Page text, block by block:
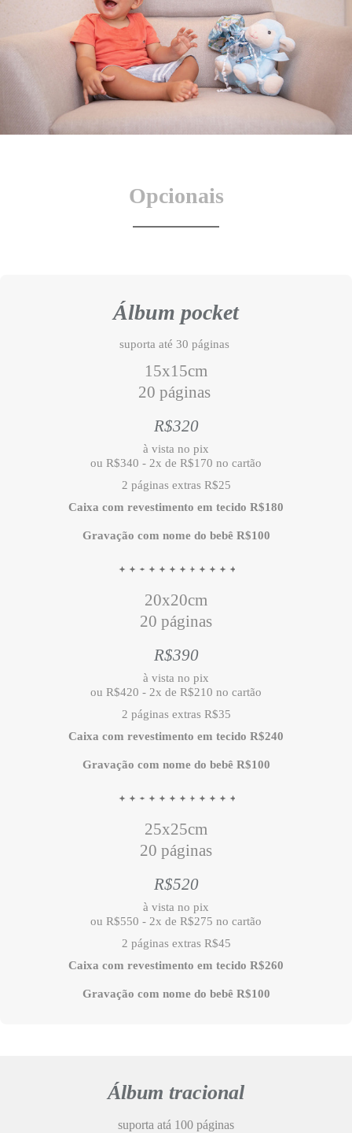
Opcionais
Álbum pocket
suporta até 30 páginas
15x15cm
20 páginas
R$320
à vista no pix
ou R$340 - 2x de R$170 no cartão
2 páginas extras R$25
Caixa com revestimento em tecido R$180
Gravação com nome do bebê R$100
20x20cm
20 páginas
R$390
à vista no pix
ou R$420 - 2x de R$210 no cartão
2 páginas extras R$35
Caixa com revestimento em tecido R$240
Gravação com nome do bebê R$100
25x25cm
20 páginas
R$520
à vista no pix
ou R$550 - 2x de R$275 no cartão
2 páginas extras R$45
Caixa com revestimento em tecido R$260
Gravação com nome do bebê R$100
Álbum tracional
suporta atá 100 páginas